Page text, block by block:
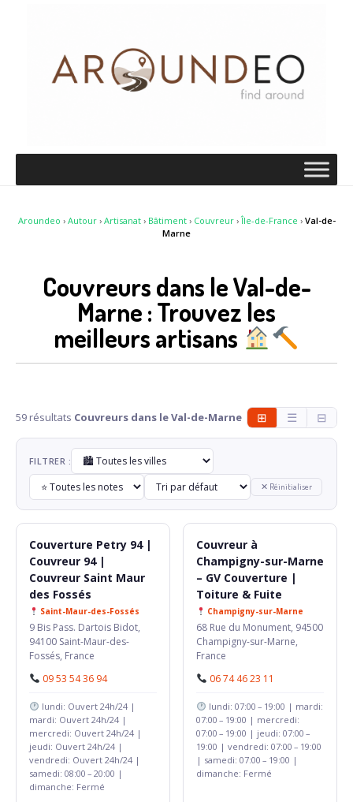
Aroundeo › Autour› Artisanat› Bâtiment› Couvreur›Île-de-France › Val-de-
Marne
Couvreurs dans le Val-de-
Marne : Trouvez les
meilleurs artisans
59 résultats Couvreurs dans le Val-de-Marne ⊞ ☰ ⊟
FILTRER :
✕ Réinitialiser
Couverture Petry 94 |
Couvreur 94 |
Couvreur Saint Maur
des Fossés
Saint-Maur-des-Fossés
9 Bis Pass. Dartois Bidot,
94100 Saint-Maur-des-
Fossés, France
09 53 54 36 94
lundi: Ouvert 24h/24 |
mardi: Ouvert 24h/24 |
mercredi: Ouvert 24h/24 |
jeudi: Ouvert 24h/24 |
vendredi: Ouvert 24h/24 |
samedi: 08:00 – 20:00 |
dimanche: Fermé
Couvreur à
Champigny-sur-Marne
– GV Couverture |
Toiture & Fuite
Champigny-sur-Marne
68 Rue du Monument, 94500
Champigny-sur-Marne,
France
06 74 46 23 11
lundi: 07:00 – 19:00 | mardi:
07:00 – 19:00 | mercredi:
07:00 – 19:00 | jeudi: 07:00 –
19:00 | vendredi: 07:00 – 19:00
| samedi: 07:00 – 19:00 |
dimanche: Fermé